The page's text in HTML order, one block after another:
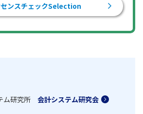
ンスチェックSelection
ム研究所 会計システム研究会